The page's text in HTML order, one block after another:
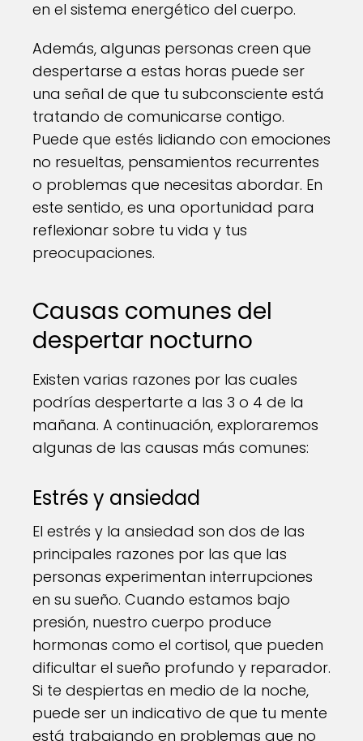
en el sistema energético del cuerpo.
Además, algunas personas creen que
despertarse a estas horas puede ser
una señal de que tu subconsciente está
tratando de comunicarse contigo.
Puede que estés lidiando con emociones
no resueltas, pensamientos recurrentes
o problemas que necesitas abordar. En
este sentido, es una oportunidad para
reflexionar sobre tu vida y tus
preocupaciones.
Causas comunes del
despertar nocturno
Existen varias razones por las cuales
podrías despertarte a las 3 o 4 de la
mañana. A continuación, exploraremos
algunas de las causas más comunes:
Estrés y ansiedad
El estrés y la ansiedad son dos de las
principales razones por las que las
personas experimentan interrupciones
en su sueño. Cuando estamos bajo
presión, nuestro cuerpo produce
hormonas como el cortisol, que pueden
dificultar el sueño profundo y reparador.
Si te despiertas en medio de la noche,
puede ser un indicativo de que tu mente
está trabajando en problemas que no